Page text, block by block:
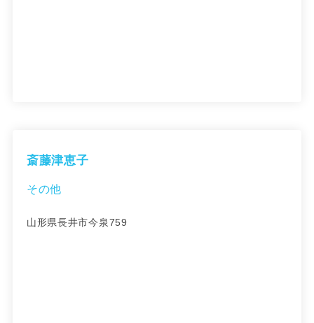
斎藤津恵子
その他
山形県長井市今泉759